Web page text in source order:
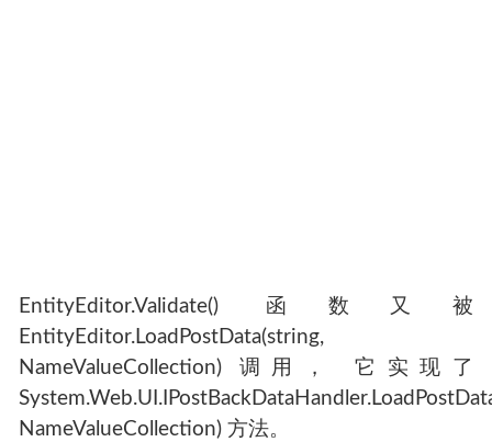
EntityEditor.Validate() 函数又被
EntityEditor.LoadPostData(string,
NameValueCollection) 调用， 它实现了
NameValueCollection) 方法。